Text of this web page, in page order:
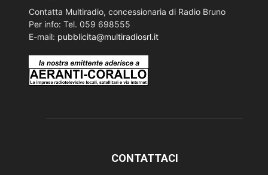
Contatta Multiradio, concessionaria di Radio Bruno
Per info: Tel. 059 698555
E-mail: pubblicita@multiradiosrl.it
CONTATTACI